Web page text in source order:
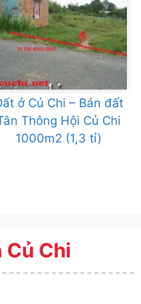
ở Củ Chi – Bán đất
Thông Hội Củ Chi
1000m2 (1,3 tỉ)
Củ Chi